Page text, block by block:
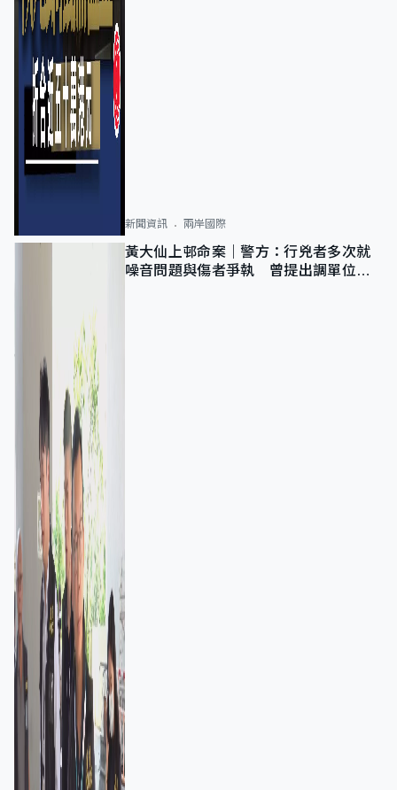
新聞資訊 兩岸國際
黃大仙上邨命案｜警方：行兇者多次就
噪音問題與傷者爭執 曾提出調單位已